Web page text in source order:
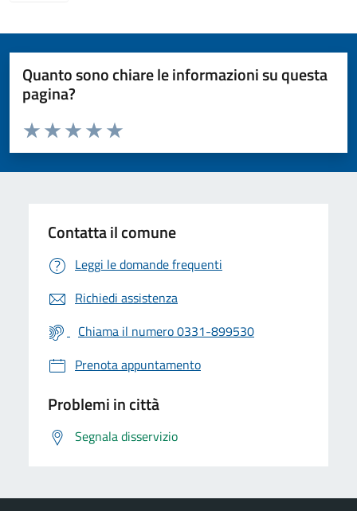
Quanto sono chiare le informazioni su questa
pagina?
Valuta da 1 a 5 stelle la pagina
Valuta 5 stelle su 5
Valuta 4 stelle su 5
Valuta 3 stelle su 5
Valuta 2 stelle su 5
Valuta 1 stelle su 5
Contatta il comune
Leggi le domande frequenti
Richiedi assistenza
Chiama il numero 0331-899530
Prenota appuntamento
Problemi in città
Segnala disservizio